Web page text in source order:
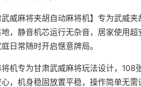
武威麻将夹胡自动麻将机】专为武威
，静音机芯运行无杂音，居家使用
日常随时开启惬意牌局。
机专为甘肃武威麻将玩法设计，108
，机身稳固放置平稳，操作简单无需